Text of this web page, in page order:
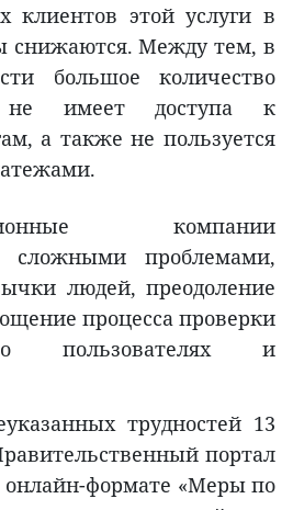
клиентов этой услуги в
снижаются. Между тем, в
большое количество
имеет доступа к
а также не пользуется
компании
сложными проблемами,
людей, преодоление
процесса проверки
пользователях и
трудностей 13
портал
онлайн-формате «Меры по